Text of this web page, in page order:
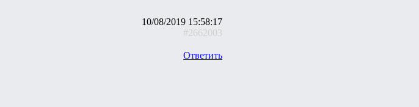
10/08/2019 15:58:17
#2662003
Ответить